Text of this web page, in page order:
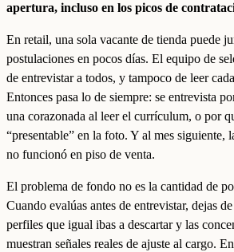
apertura, incluso en los picos de
En retail, una sola vacante de tienda puede
postulaciones en pocos días. El equipo de
de entrevistar a todos, y tampoco de leer
Entonces pasa lo de siempre: se entrevista
una corazonada al leer el currículum, o por
“presentable” en la foto. Y al mes siguiente,
no funcionó en piso de venta.
El problema de fondo no es la cantidad de
Cuando evalúas antes de entrevistar, dejas
perfiles que igual ibas a descartar y las
muestran señales reales de ajuste al cargo.